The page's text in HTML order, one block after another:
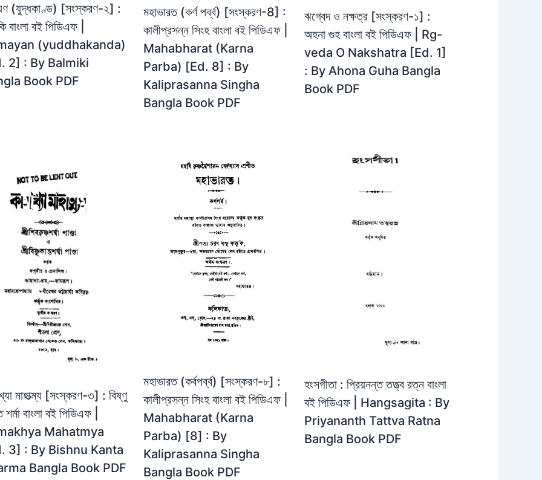
(যুদ্ধকাণ্ড) [সংস্করণ-২] :
বাংলা বই পিডিএফ |
(yuddhakanda)
2] : By Balmiki
Book PDF
মহাভারত (কর্ণ পর্ব্ব) [সংস্করণ-8] :
কালীপ্রসন্ন সিংহ বাংলা বই পিডিএফ |
Mahabharat (Karna
Parba) [Ed. 8] : By
Kaliprasanna Singha
Bangla Book PDF
ঋগ্বেদ ও নক্ষত্র [সংস্করণ-১] :
অহনা গুহ বাংলা বই পিডিএফ | Rg-
veda O Nakshatra [Ed. 1]
: By Ahona Guha Bangla
Book PDF
মাহাত্ম্য [সংস্করণ-৩] : বিষ্ণু
বাংলা বই পিডিএফ |
Mahatmya
3] : By Bishnu Kanta
Bangla Book PDF
মহাভারত (কর্বপর্ব্ব) [সংস্করণ-৮] :
কালীপ্রসন্ন সিংহ বাংলা বই পিডিএফ |
Mahabharat (Karna
Parba) [8] : By
Kaliprasanna Singha
Bangla Book PDF
হংসগীতা : প্রিয়নন্ত তত্ত্ব রত্ন বাংলা
বই পিডিএফ | Hangsagita : By
Priyananth Tattva Ratna
Bangla Book PDF